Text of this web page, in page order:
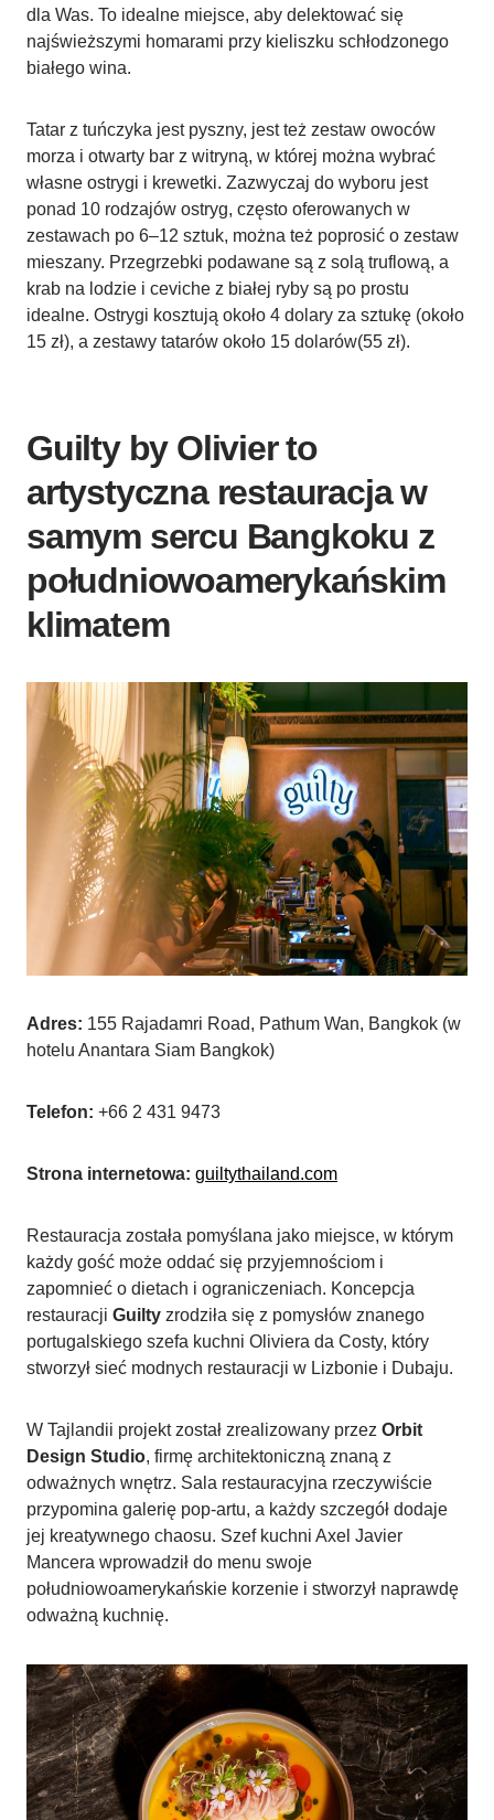
dla Was. To idealne miejsce, aby delektować się
najświeższymi homarami przy kieliszku schłodzonego
białego wina.
Tatar z tuńczyka jest pyszny, jest też zestaw owoców
morza i otwarty bar z witryną, w której można wybrać
własne ostrygi i krewetki. Zazwyczaj do wyboru jest
ponad 10 rodzajów ostryg, często oferowanych w
zestawach po 6–12 sztuk, można też poprosić o zestaw
mieszany. Przegrzebki podawane są z solą truflową, a
krab na lodzie i ceviche z białej ryby są po prostu
idealne. Ostrygi kosztują około 4 dolary za sztukę (około
15 zł), a zestawy tatarów około 15 dolarów(55 zł).
Guilty by Olivier to
artystyczna restauracja w
samym sercu Bangkoku z
południowoamerykańskim
klimatem
Adres: 155 Rajadamri Road, Pathum Wan, Bangkok (w
hotelu Anantara Siam Bangkok)
Telefon: +66 2 431 9473
Strona internetowa: guiltythailand.com
Restauracja została pomyślana jako miejsce, w którym
każdy gość może oddać się przyjemnościom i
zapomnieć o dietach i ograniczeniach. Koncepcja
restauracji Guilty zrodziła się z pomysłów znanego
portugalskiego szefa kuchni Oliviera da Costy, który
stworzył sieć modnych restauracji w Lizbonie i Dubaju.
W Tajlandii projekt został zrealizowany przez Orbit
Design Studio, firmę architektoniczną znaną z
odważnych wnętrz. Sala restauracyjna rzeczywiście
przypomina galerię pop-artu, a każdy szczegół dodaje
jej kreatywnego chaosu. Szef kuchni Axel Javier
Mancera wprowadził do menu swoje
południowoamerykańskie korzenie i stworzył naprawdę
odważną kuchnię.